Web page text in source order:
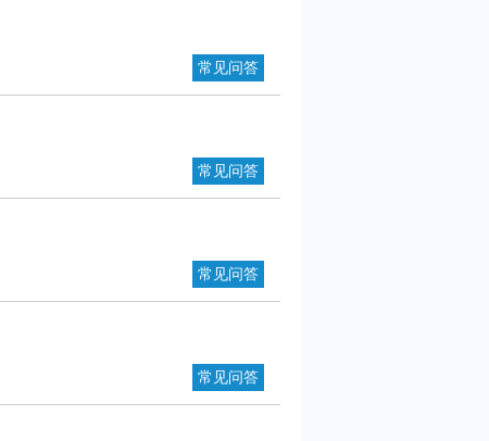
常见问答
常见问答
常见问答
常见问答